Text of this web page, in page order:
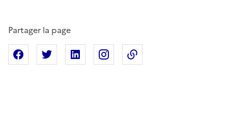
Partager la page
Partager sur Facebook
Partager sur XPartager sur Linkedin
Partager sur Instagram